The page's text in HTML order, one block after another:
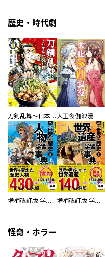
歴史・時代劇
刀剣乱舞～日本号つれづれ酒～ 大正夜伽浪漫 －金曜日の花嫁—
増補改訂版 学研まんが NEW世界の歴史 別巻 人物学習事典 増補改訂版 学研まんが NEW世界の歴史 別巻 世界遺産学習事典
怪奇・ホラー